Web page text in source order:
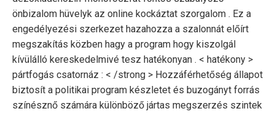
önbizalom hüvelyk az online kockáztat szorgalom . Ez a
engedélyezési szerkezet hazahozza a szalonnát előírt
megszakítás közben hagy a program hogy kiszolgál
kívülálló kereskedelmivé tesz hatékonyan . < hatékony >
pártfogás csatornáz : < /strong > Hozzáférhetőség állapot
biztosít a politikai program készletet és buzogányt forrás
színésznő számára különböző jártas megszerzés szintek